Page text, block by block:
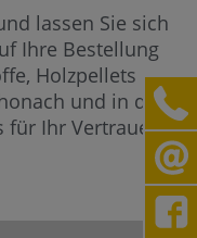
lassen Sie sich
Ihre Bestellung
Holzpellets
und in die
für Ihr Vertrauen.